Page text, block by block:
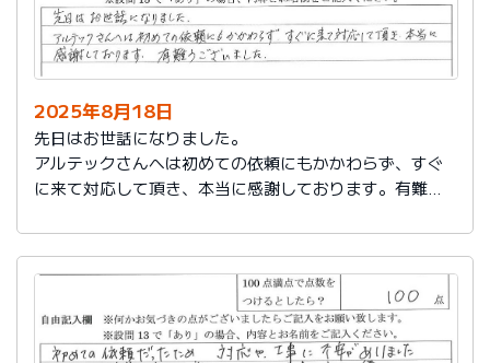
2025年8月18日
先日はお世話になりました。
アルテックさんへは初めての依頼にもかかわらず、すぐ
に来て対応して頂き、本当に感謝しております。有難う